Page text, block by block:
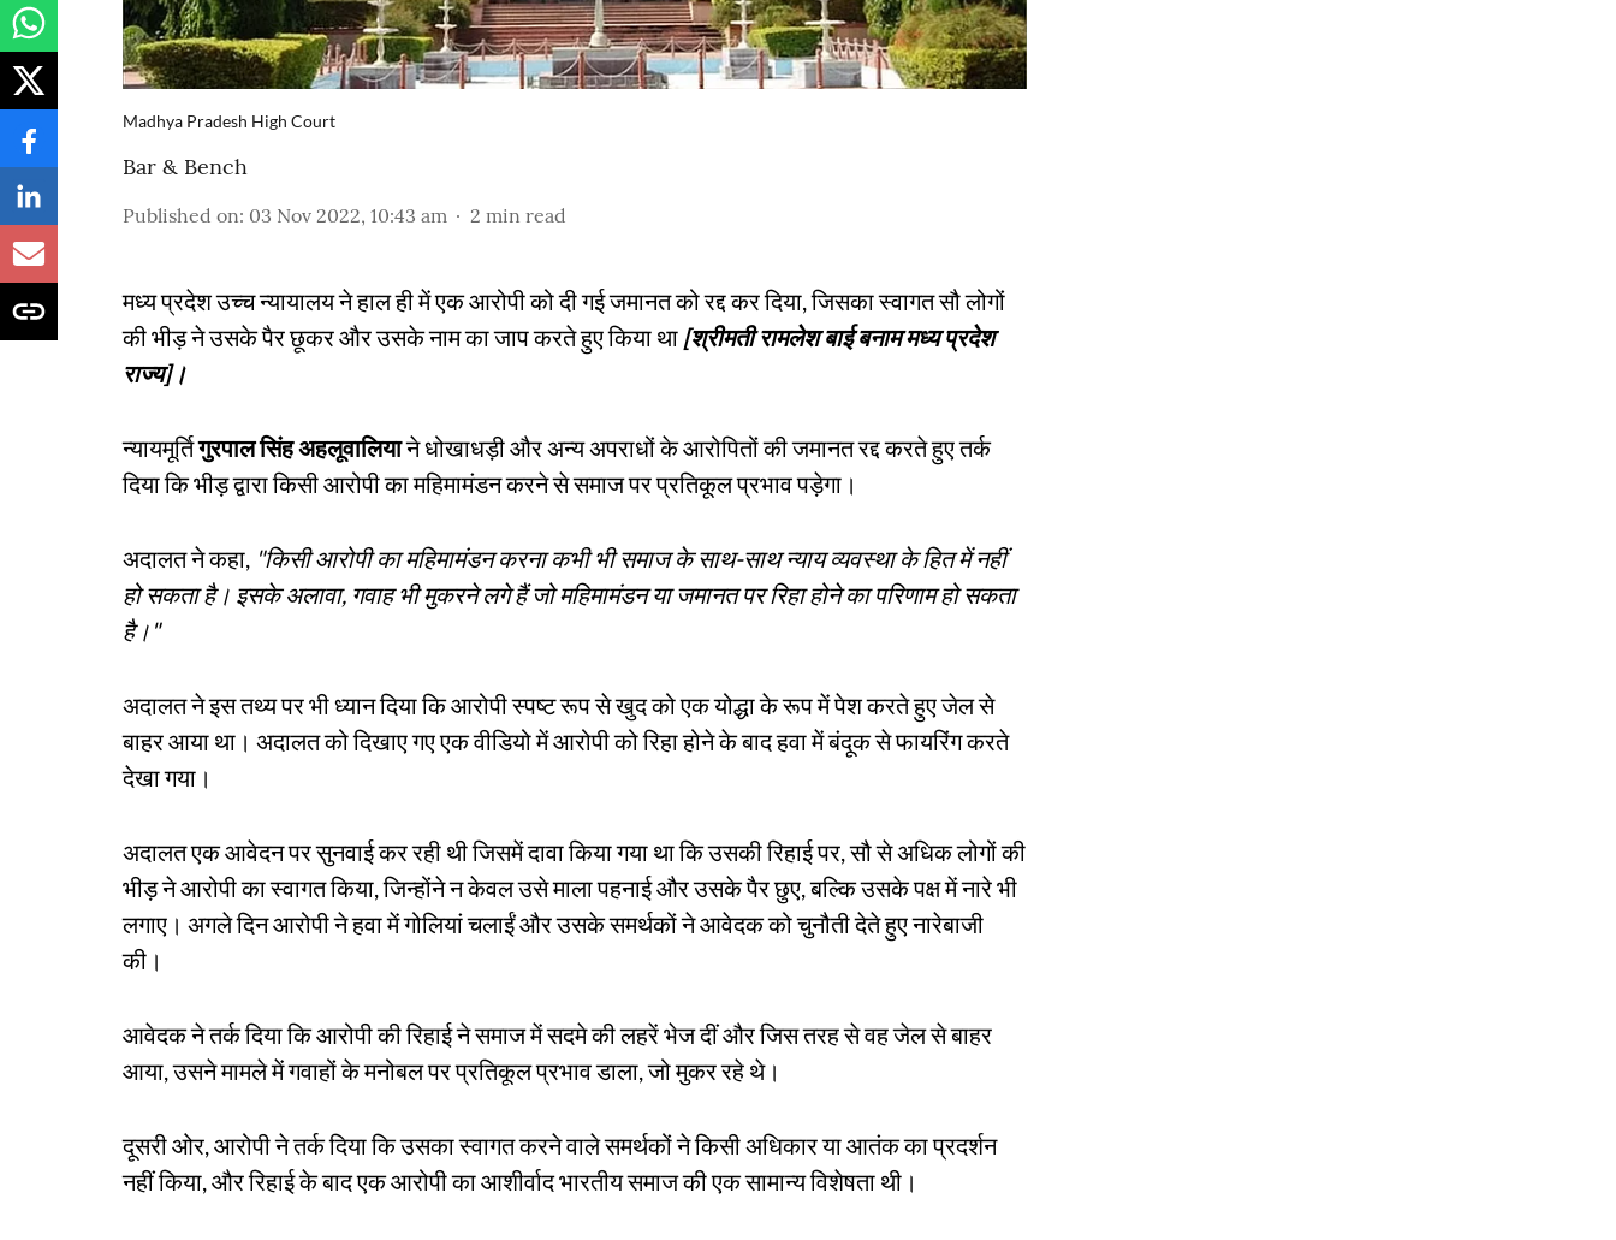
Madhya Pradesh High Court
Bar & Bench
Published on: 03 Nov 2022, 10:43 am 2 min read
मध्य प्रदेश उच्च न्यायालय ने हाल ही में एक आरोपी को दी गई जमानत को रद्द कर दिया, जिसका स्वागत सौ लोगों
की भीड़ ने उसके पैर छूकर और उसके नाम का जाप करते हुए किया था [श्रीमती रामलेश बाई बनाम मध्य प्रदेश
राज्य]।
न्यायमूर्तिगुरपाल सिंह अहलूवालियाने धोखाधड़ी और अन्य अपराधों के आरोपितों की जमानत रद्द करते हुए तर्क
दिया कि भीड़ द्वारा किसी आरोपी का महिमामंडन करने से समाज पर प्रतिकूल प्रभाव पड़ेगा।
अदालत ने कहा, "किसी आरोपी का महिमामंडन करना कभी भी समाज के साथ-साथ न्याय व्यवस्था के हित में नहीं
हो सकता है। इसके अलावा, गवाह भी मुकरने लगे हैं जो महिमामंडन या जमानत पर रिहा होने का परिणाम हो सकता
है।"
अदालत ने इस तथ्य पर भी ध्यान दिया कि आरोपी स्पष्ट रूप से खुद को एक योद्धा के रूप में पेश करते हुए जेल से
बाहर आया था। अदालत को दिखाए गए एक वीडियो में आरोपी को रिहा होने के बाद हवा में बंदूक से फायरिंग करते
देखा गया।
अदालत एक आवेदन पर सुनवाई कर रही थी जिसमें दावा किया गया था कि उसकी रिहाई पर, सौ से अधिक लोगों की
भीड़ ने आरोपी का स्वागत किया, जिन्होंने न केवल उसे माला पहनाई और उसके पैर छुए, बल्कि उसके पक्ष में नारे भी
लगाए। अगले दिन आरोपी ने हवा में गोलियां चलाईं और उसके समर्थकों ने आवेदक को चुनौती देते हुए नारेबाजी
की।
आवेदक ने तर्क दिया कि आरोपी की रिहाई ने समाज में सदमे की लहरें भेज दीं और जिस तरह से वह जेल से बाहर
आया, उसने मामले में गवाहों के मनोबल पर प्रतिकूल प्रभाव डाला, जो मुकर रहे थे।
दूसरी ओर, आरोपी ने तर्क दिया कि उसका स्वागत करने वाले समर्थकों ने किसी अधिकार या आतंक का प्रदर्शन
नहीं किया, और रिहाई के बाद एक आरोपी का आशीर्वाद भारतीय समाज की एक सामान्य विशेषता थी।